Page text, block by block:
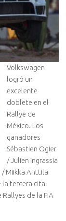
Volkswagen
logró un
excelente
doblete en el
Rallye de
México. Los
ganadores
Sébastien Ogier
/ Julien Ingrassia
Miikka Anttila
la tercera cita
de la FIA